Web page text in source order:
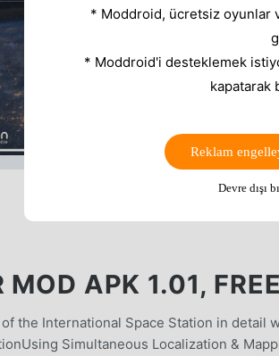
MOD APK 1.01, FREE
the International Space Station in detail
Simultaneous Localization &
* Moddroid, ücretsiz oyunlar
* Moddroid'i desteklemek
kapatarak
Reklam
Devre dışı